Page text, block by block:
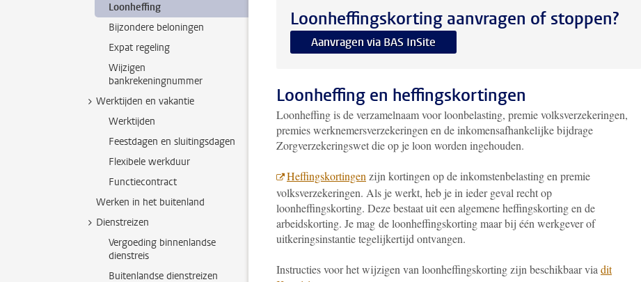
Loonheffing
Bijzondere beloningen
Expat regeling
Wijzigen
bankrekeningnummer
Werktijden en vakantie
Werktijden
Feestdagen en sluitingsdagen
Flexibele werkduur
Functiecontract
Werken in het buitenland
Dienstreizen
Vergoeding binnenlandse
dienstreis
Buitenlandse dienstreizen
Loonheffingskorting aanvragen of stoppen?
Aanvragen via BAS InSite
Loonheffing en heffingskortingen
Loonheffing is de verzamelnaam voor loonbelasting, premie volksverzekeringen,
premies werknemersverzekeringen en de inkomensafhankelijke bijdrage
Zorgverzekeringswet die op je loon worden ingehouden.
Heffingskortingen zijn kortingen op de inkomstenbelasting en premie
volksverzekeringen. Als je werkt, heb je in ieder geval recht op
loonheffingskorting. Deze bestaat uit een algemene heffingskorting en de
arbeidskorting. Je mag de loonheffingskorting maar bij één werkgever of
uitkeringsinstantie tegelijkertijd ontvangen.
Instructies voor het wijzigen van loonheffingskorting zijn beschikbaar via dit